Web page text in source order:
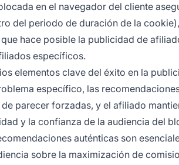
en el navegador del cliente
del periodo de duración de la
hace posible la publicidad de
específicos.
elementos clave del éxito en la
específico, las
parecer forzadas, y el afiliado
y la confianza de la audiencia del
auténticas son
sobre la maximización de